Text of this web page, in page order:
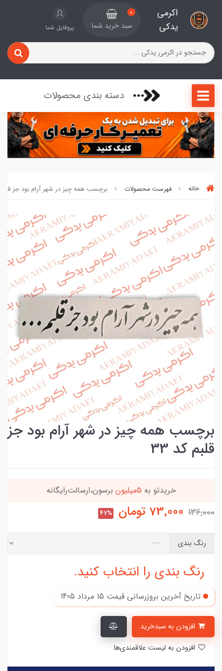
اکرمی
یدکی
0
سبد خرید شما پروفایل شما
دسته بندی محصولات
خانه فهرست محصولات برچسب همه چیز در شهر آرام بود جز قلبم
برچسب همه چیز در شهر آرام بود جز
قلبم کد 33
این کالا رو میتونی
136,000
73,000 تومان 47%
رنگ بندی
رنگ بندی را انتخاب کنید.
تاریخ آخرین بروزرسانی قیمت 15 مرداد 1405